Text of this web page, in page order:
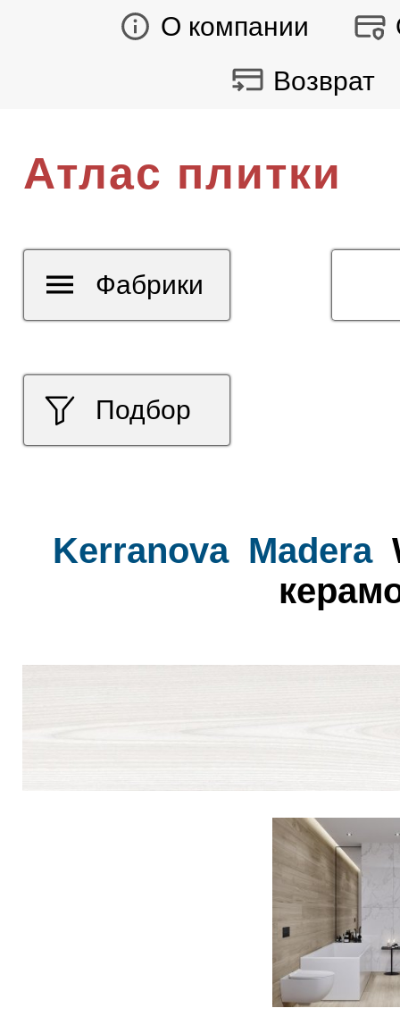
О компании
Возврат
Атлас плитки
Подбор
Фабрики
Kerranova Madera